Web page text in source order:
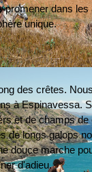
dans les
unique.
des crêtes.
à Espinavessa.
et de champs
de longs galops
douce marche
d'adieu.